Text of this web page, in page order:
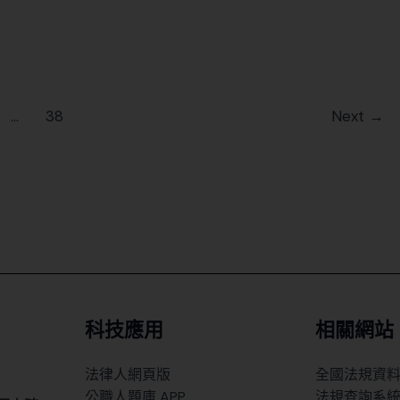
... 38 Next →
科技應用
法律人網頁版
相關網站
全國法規資